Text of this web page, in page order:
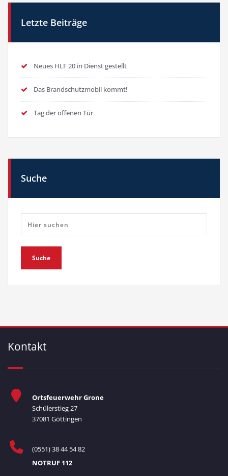
Letzte Beiträge
Neues HLF 20 in Dienst gestellt
Das Brandschutzmobil kommt!
Tag der offenen Tür
Suche
Kontakt
Ortsfeuerwehr Grone
Schülerstieg 27
37081 Göttingen
(0551) 38 44 54 82
NOTRUF 112